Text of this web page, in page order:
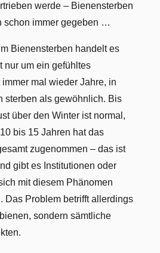
werde – Bienensterben
schon immer gegeben …
Bienensterben handelt es
nur um ein gefühltes
mal wieder Jahre, in
sterben als gewöhnlich. Bis
über den Winter ist normal,
bis 15 Jahren hat das
zugenommen – das ist
gibt es Institutionen oder
mit diesem Phänomen
Das Problem betrifft allerdings
sondern sämtliche